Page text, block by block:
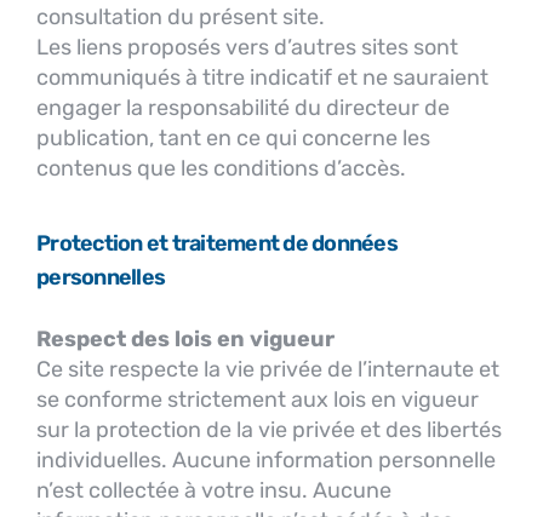
consultation du présent site.
Les liens proposés vers d’autres sites sont
communiqués à titre indicatif et ne sauraient
engager la responsabilité du directeur de
publication, tant en ce qui concerne les
contenus que les conditions d’accès.
Protection et traitement de données
personnelles
Respect des lois en vigueur
Ce site respecte la vie privée de l’internaute et
se conforme strictement aux lois en vigueur
sur la protection de la vie privée et des libertés
individuelles. Aucune information personnelle
n’est collectée à votre insu. Aucune